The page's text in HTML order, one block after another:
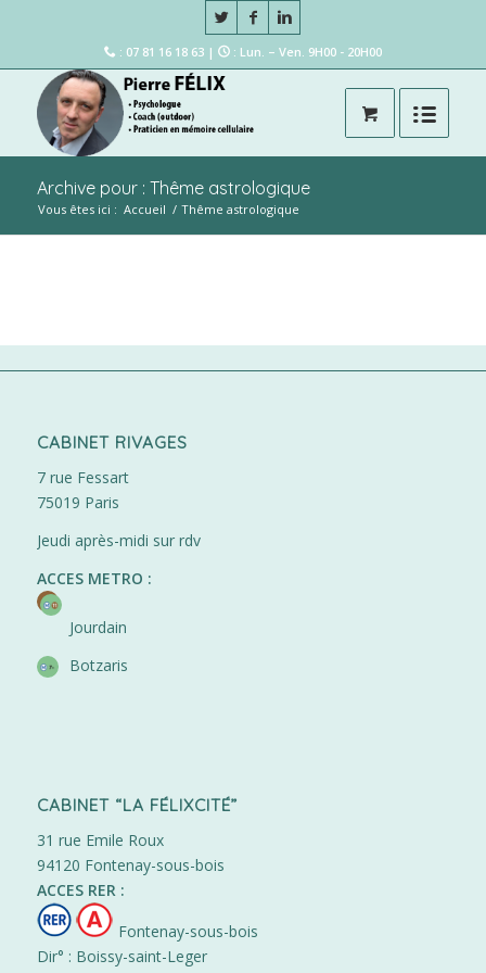
: 07 81 16 18 63 | : Lun. – Ven. 9H00 - 20H00
Archive pour : Thême astrologique
Vous êtes ici : Accueil / Thême astrologique
CABINET RIVAGES
7 rue Fessart
75019 Paris
Jeudi après-midi sur rdv
ACCES METRO :
Jourdain
Botzaris
CABINET “LA FÉLIXCITÉ”
31 rue Emile Roux
94120 Fontenay-sous-bois
ACCES RER :
Fontenay-sous-bois
Dir° : Boissy-saint-Leger